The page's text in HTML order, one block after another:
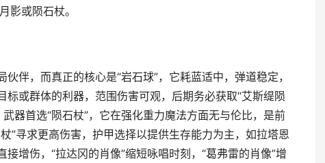
影或陨石杖。
伴，而真正的核心是“岩石球”，它耗蓝适中，弹道稳定，
标或群体的利器，范围伤害可观，后期务必获取“艾斯缇陨
器首选“陨石杖”，它在强化重力魔法方面无与伦比，是前
”寻求更高伤害，护甲选择以提供生存能力为主，如拉塔恩
增伤，“拉达冈的肖像”缩短咏唱时刻，“葛弗雷的肖像”增